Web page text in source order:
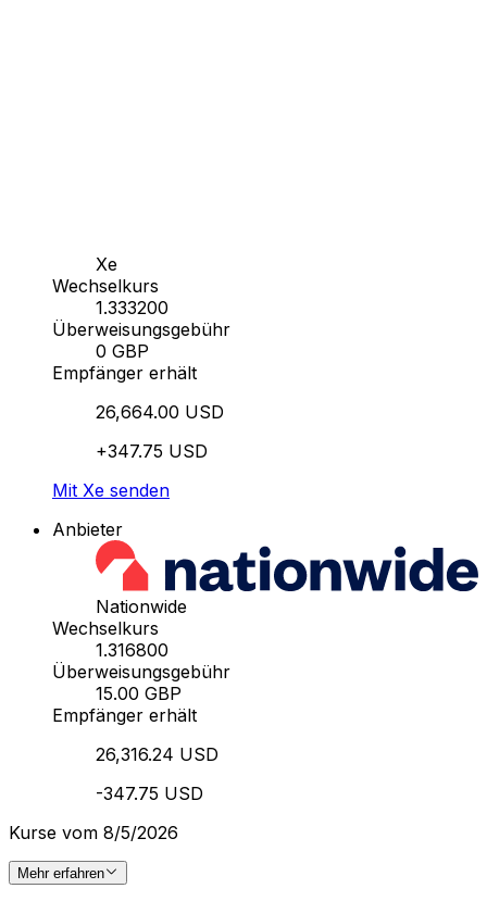
Xe
Wechselkurs
1.333200
Überweisungsgebühr
0 GBP
Empfänger erhält
26,664.00 USD
+347.75 USD
Mit Xe senden
Anbieter
Nationwide
Wechselkurs
1.316800
Überweisungsgebühr
15.00 GBP
Empfänger erhält
26,316.24 USD
-347.75 USD
Kurse vom 8/5/2026
Mehr erfahren